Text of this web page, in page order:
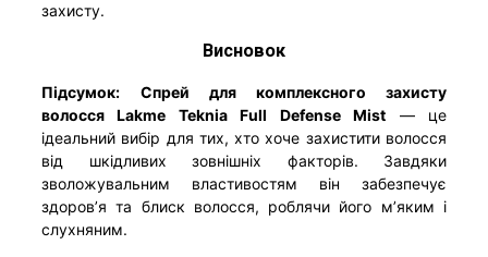
захисту.
Висновок
Підсумок:
Спрей для комплексного захисту
волосся Lakme Teknia Full Defense Mist — це
ідеальний вибір для тих, хто хоче захистити волосся
від шкідливих зовнішніх факторів. Завдяки
зволожувальним властивостям він забезпечує
здоров’я та блиск волосся, роблячи його м’яким і
слухняним.